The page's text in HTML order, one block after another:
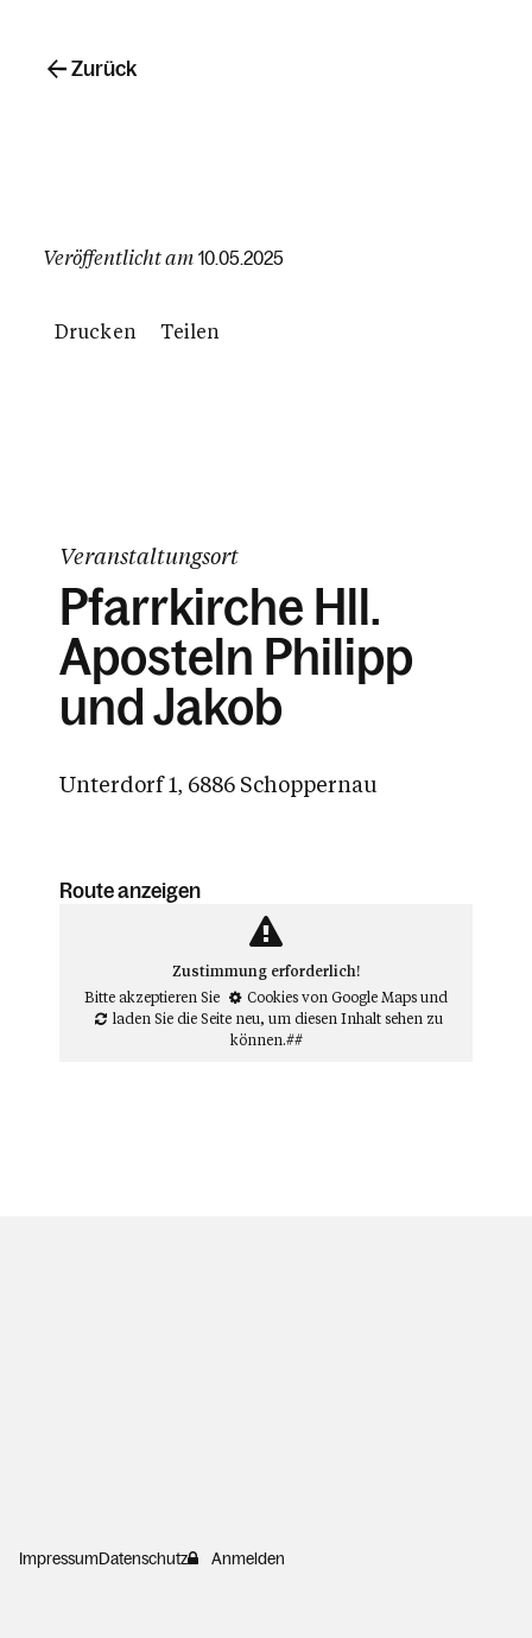
Veröffentlicht am 10.05.2025
Drucken Teilen
Zurück
Veranstaltungsort
Pfarrkirche Hll.
Aposteln Philipp
und Jakob
Unterdorf 1, 6886 Schoppernau
Route anzeigen
Zustimmung erforderlich!
Bitte akzeptieren Sie
Cookies von Google Mapsund
laden Sie die Seite neu, um diesen Inhalt sehen zu
können.##
ImpressumDatenschutz Anmelden